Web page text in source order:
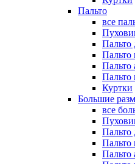
Пальто
все
Пальто
Пальто
Пальто
Пальто
Куртки
Большие
все
Пальто
Пальто
Пальто